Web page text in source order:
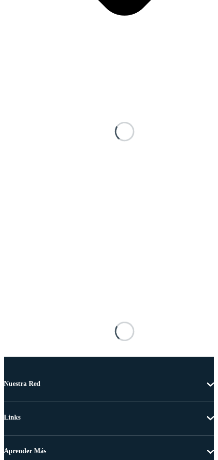
Nuestra Red
Links
Aprender Más